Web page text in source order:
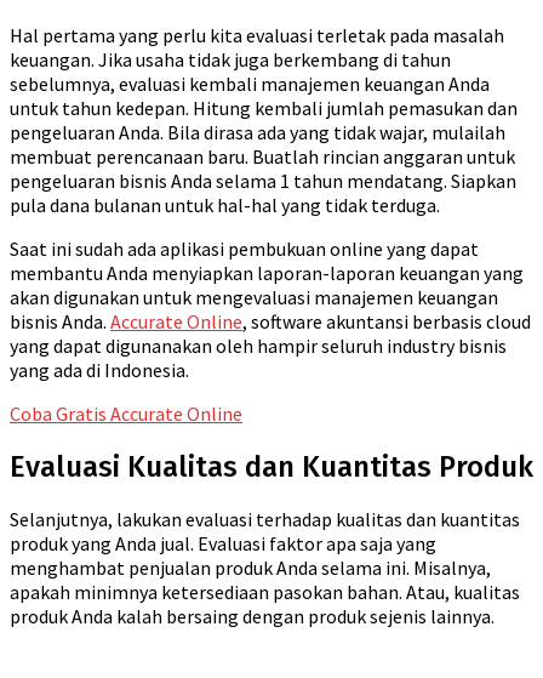
Hal pertama yang perlu kita evaluasi terletak pada masalah
keuangan. Jika usaha tidak juga berkembang di tahun
sebelumnya, evaluasi kembali manajemen keuangan Anda
untuk tahun kedepan. Hitung kembali jumlah pemasukan dan
pengeluaran Anda. Bila dirasa ada yang tidak wajar, mulailah
membuat perencanaan baru. Buatlah rincian anggaran untuk
pengeluaran bisnis Anda selama 1 tahun mendatang. Siapkan
pula dana bulanan untuk hal-hal yang tidak terduga.
Saat ini sudah ada aplikasi pembukuan online yang dapat
membantu Anda menyiapkan laporan-laporan keuangan yang
akan digunakan untuk mengevaluasi manajemen keuangan
bisnis Anda. Accurate Online, software akuntansi berbasis cloud
yang dapat digunanakan oleh hampir seluruh industry bisnis
yang ada di Indonesia.
Coba Gratis Accurate Online
Evaluasi Kualitas dan Kuantitas Produk
Selanjutnya, lakukan evaluasi terhadap kualitas dan kuantitas
produk yang Anda jual. Evaluasi faktor apa saja yang
menghambat penjualan produk Anda selama ini. Misalnya,
apakah minimnya ketersediaan pasokan bahan. Atau, kualitas
produk Anda kalah bersaing dengan produk sejenis lainnya.